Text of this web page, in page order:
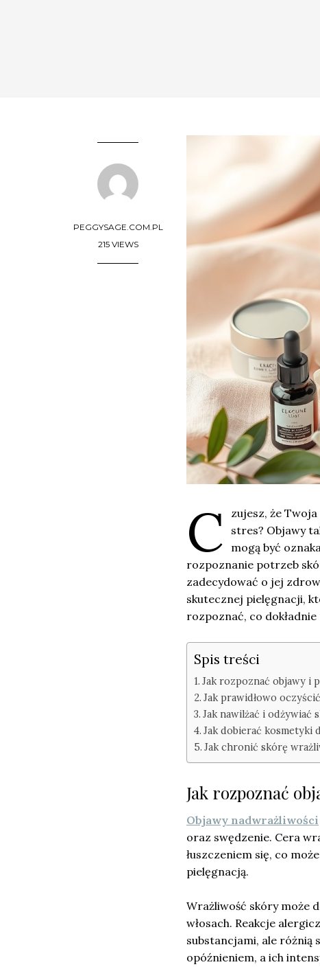
PEGGYSAGE.COM.PL
215 VIEWS
C
zujesz, że
stres? Objawy
mogą być
rozpoznanie potrzeb
zadecydować o jej
skutecznej pielęgnacji,
rozpoznać, co
Spis treści
Jak rozpoznać objawy i
Jak prawidłowo
Jak nawilżać i odżywiać
Jak dobierać kosmetyki
Jak chronić skórę
Jak rozpoznać
Objawy nadwrażliwości
oraz swędzenie. Cera
łuszczeniem się, co
pielęgnacją.
Wrażliwość skóry może
włosach. Reakcje
substancjami, ale różnią
opóźnieniem, a ich